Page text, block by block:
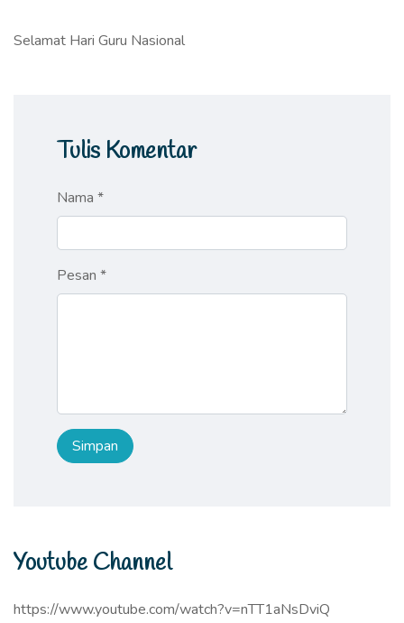
Selamat Hari Guru Nasional
Tulis Komentar
Nama *
Pesan *
Youtube Channel
https://www.youtube.com/watch?v=nTT1aNsDviQ